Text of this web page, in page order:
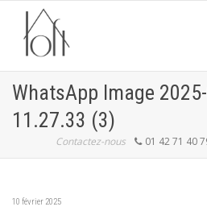
WhatsApp Image
11.27.33 (3)
Contactez-nous 01 42 71 40
10 février 2025